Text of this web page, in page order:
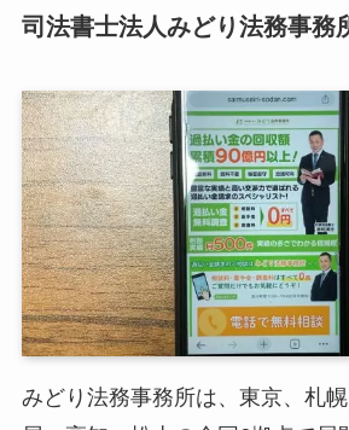
司法書士法人みどり法務事務
みどり法務事務所は、東京、札